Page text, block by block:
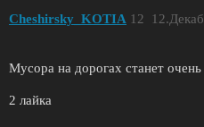
Cheshirsky_KOTIA 12
Мусора на дорогах станет
2 лайка